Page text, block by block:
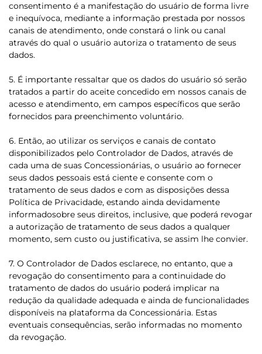
consentimento é a manifestação do usuário de forma livre
e inequívoca, mediante a informação prestada por nossos
canais de atendimento, onde constará o link ou canal
através do qual o usuário autoriza o tratamento de seus
dados.
5. É importante ressaltar que os dados do usuário só serão
tratados a partir do aceite concedido em nossos canais de
acesso e atendimento, em campos específicos que serão
fornecidos para preenchimento voluntário.
6. Então, ao utilizar os serviços e canais de contato
disponibilizados pelo Controlador de Dados, através de
cada uma de suas Concessionárias, o usuário ao fornecer
seus dados pessoais está ciente e consente com o
tratamento de seus dados e com as disposições dessa
Política de Privacidade, estando ainda devidamente
informadosobre seus direitos, inclusive, que poderá revogar
a autorização de tratamento de seus dados a qualquer
momento, sem custo ou justificativa, se assim lhe convier.
7. O Controlador de Dados esclarece, no entanto, que a
revogação do consentimento para a continuidade do
tratamento de dados do usuário poderá implicar na
redução da qualidade adequada e ainda de funcionalidades
disponíveis na plataforma da Concessionária. Estas
eventuais consequências, serão informadas no momento
da revogação.